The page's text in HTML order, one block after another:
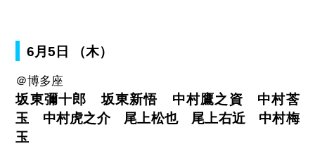
6月5日 （木）
＠博多座
坂東彌十郎 坂東新悟 中村鷹之資 中村莟
玉 中村虎之介 尾上松也 尾上右近 中村梅
玉